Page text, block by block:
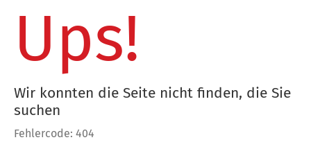
Ups!
Wir konnten die Seite nicht finden, die Sie
suchen
Fehlercode: 404